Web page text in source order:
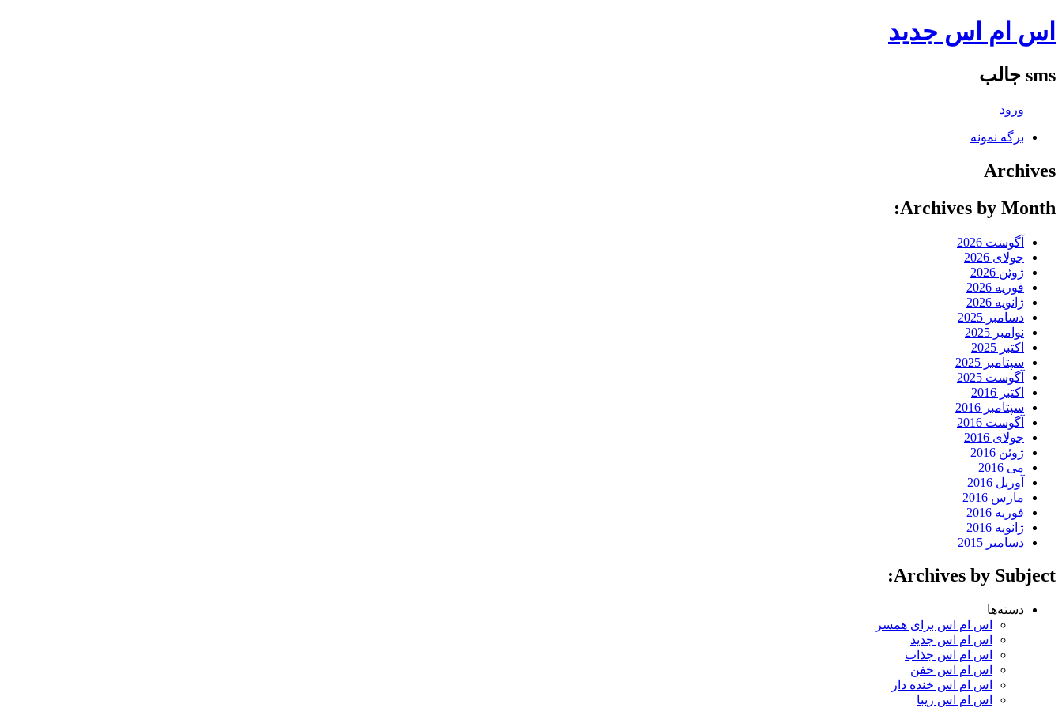
اس ام اس جدید
sms جالب
ورود
برگه نمونه
Archives
Archives by Month:
آگوست 2026
جولای 2026
ژوئن 2026
فوریه 2026
ژانویه 2026
دسامبر 2025
نوامبر 2025
اکتبر 2025
سپتامبر 2025
آگوست 2025
اکتبر 2016
سپتامبر 2016
آگوست 2016
جولای 2016
ژوئن 2016
می 2016
آوریل 2016
مارس 2016
فوریه 2016
ژانویه 2016
دسامبر 2015
Archives by Subject:
دسته‌ها
اس ام اس برای همسر
اس ام اس جدید
اس ام اس جذاب
اس ام اس خفن
اس ام اس خنده دار
اس ام اس زیبا